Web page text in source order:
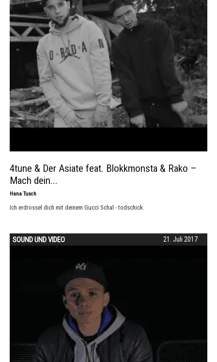
4tune & Der Asiate feat. Blokkmonsta & Rako –
Mach dein...
Hana Tusch -
Ich erdrossel dich mit deinem Gucci Schal - todschick.
21. Juli 2017
SOUND UND VIDEO